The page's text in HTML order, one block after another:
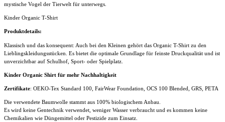
mystische Vogel der Tierwelt für unterwegs.
Kinder Organic T-Shirt
Produktdetails:
Klassisch und das konsequent: Auch bei den Kleinen gehört das Organic T-Shirt zu den
Lieblingskleidungsstücken. Es bietet die optimale Grundlage für feinste Druckqualität und ist
unverzichtbar auf Schulhof, Sport- oder Spielplatz.
Kinder Organic Shirt für mehr Nachhaltigkeit
Zertifikate: OEKO-Tex Standard 100, FairWear Foundation, OCS 100 Blended, GRS, PETA
Die verwendete Baumwolle stammt aus 100% biologischem Anbau.
Es wird keine Gentechnik verwendet, weniger Wasser verbraucht und es kommen keine
Chemikalien wie Düngemittel oder Pestizide zum Einsatz.